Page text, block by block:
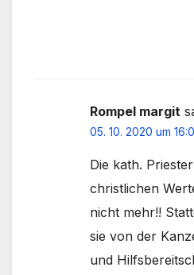
Rompel margit
05. 10. 2020 um
Die kath.
christlichen
nicht mehr!!
sie von der
und